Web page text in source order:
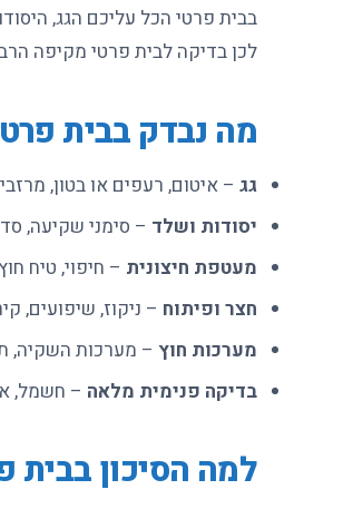
בבית פרטי הכל עליכם הגג,
לכן בדיקה לבית פרטי מקיפה
מה נבדק בבית
גג – איטום, רעפים או בטון,
יסודות ושלד – סימני שקיעה,
מעטפת חיצונית – חיפוי, טיח
חצר ופיתוח – ניקוז, שיפועים,
מערכות חוץ – מערכות השקיה,
בדיקה פנימית מלאה – חשמל,
למה הסיכון בבית